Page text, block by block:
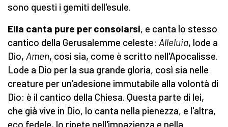
sono questi i gemiti dell'esule.
Ella canta pure per consolarsi, e canta lo stesso
cantico della Gerusalemme celeste: Alleluia, lode a
Dio, Amen, così sia, come è scritto nell'Apocalisse.
Lode a Dio per la sua grande gloria, così sia nelle
creature per un'adesione immutabile alla volontà di
Dio: è il cantico della Chiesa. Questa parte di lei,
che già vive in Dio, lo canta nella pienezza, e l'altra,
eco fedele, lo ripete nell'impazienza e nella